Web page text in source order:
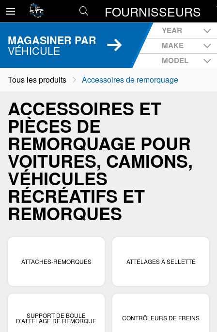
FOURNISSEURS
MAGASINER PAR
VÉHICULE
YEAR
MAKE
MODEL
Tous les produits Accessoires de remorquage
ACCESSOIRES ET
PIÈCES DE
REMORQUAGE POUR
VOITURES, CAMIONS,
VÉHICULES
RÉCRÉATIFS ET
REMORQUES
ATTACHES-REMORQUES ATTELAGES À SELLETTE
SUPPORT DE BOULE
D'ATTELAGE DE REMORQUE CONTRÔLEURS DE FREINS